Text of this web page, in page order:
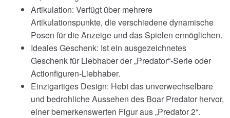
Artikulation: Verfügt über mehrere
Artikulationspunkte, die verschiedene dynamische
Posen für die Anzeige und das Spielen ermöglichen.
Ideales Geschenk: Ist ein ausgezeichnetes
Geschenk für Liebhaber der „Predator“-Serie oder
Actionfiguren-Liebhaber.
Einzigartiges Design: Hebt das unverwechselbare
und bedrohliche Aussehen des Boar Predator hervor,
einer bemerkenswerten Figur aus „Predator 2“.